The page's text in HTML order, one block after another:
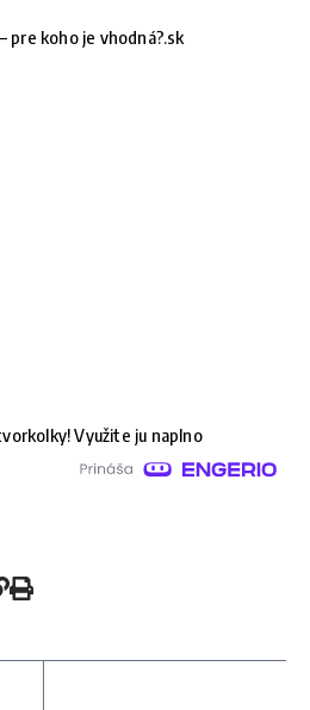
pre koho je vhodná?.sk
Využite ju naplno